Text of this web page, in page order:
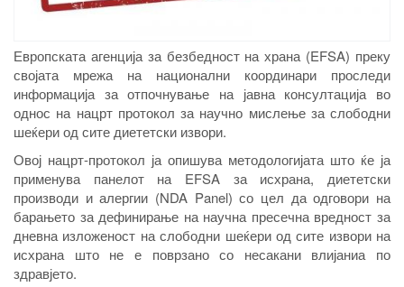
Европската агенција за безбедност на храна (EFSA) преку
својата мрежа на национални координари проследи
информација за отпочнување на јавна консултација во
однос на нацрт протокол за научно мислење за слободни
шеќери од сите диететски извори.
Овој нацрт-протокол ја опишува методологијата што ќе ја
применува панелот на EFSA за исхрана, диететски
производи и алергии (NDA Panel) со цел да одговори на
барањето за дефинирање на научна пресечна вредност за
дневна изложеност на слободни шеќери од сите извори на
исхрана што не е поврзано со несакани влијаниа по
здравјето.